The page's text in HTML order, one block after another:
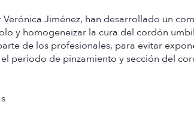
Jiménez, han desarrollado un
y homogeneizar la cura del cordón
de los profesionales, para evitar
periodo de pinzamiento y sección del